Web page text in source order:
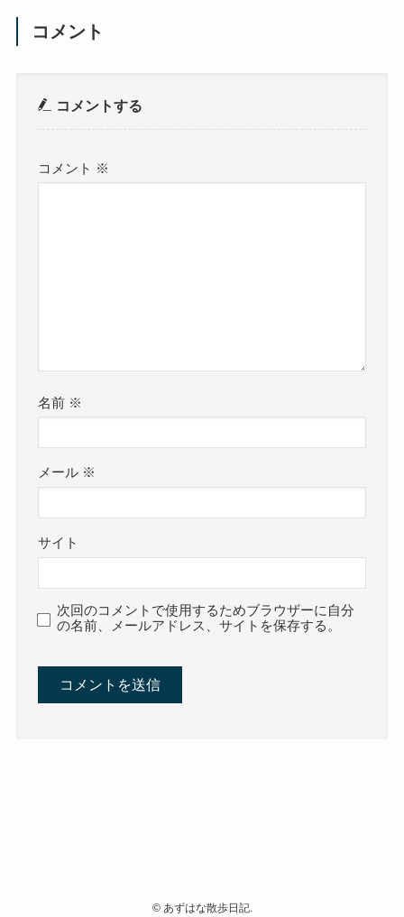
コメント
コメントする
コメント ※
名前 ※
メール ※
サイト
次回のコメントで使用するためブラウザーに自分
の名前、メールアドレス、サイトを保存する。
©あずはな散歩日記.